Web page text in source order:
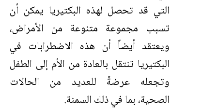
التي قد تحصل لهذه البكتيريا يمكن أن
تسبب مجموعة متنوعة من الأمراض،
ويعتقد أيضاً أن هذه الاضطرابات في
البكتيريا تنتقل بالعادة من الأم إلى الطفل
وتجعله عرضةً للعديد من الحالات
الصحية، بما في ذلك السمنة.